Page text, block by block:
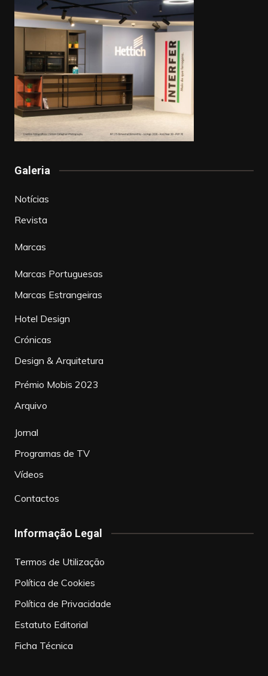
Galeria
Notícias
Revista
Marcas
Marcas Portuguesas
Marcas Estrangeiras
Hotel Design
Crónicas
Design & Arquitetura
Prémio Mobis 2023
Arquivo
Jornal
Programas de TV
Vídeos
Contactos
Informação Legal
Termos de Utilização
Política de Cookies
Política de Privacidade
Estatuto Editorial
Ficha Técnica